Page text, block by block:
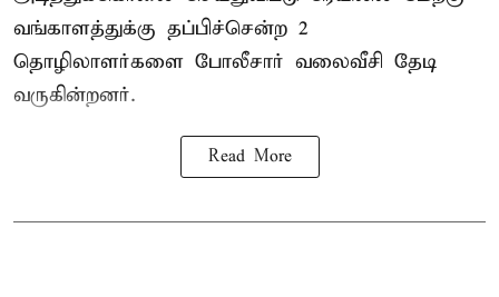
வங்காளத்துக்கு தப்பிச்சென்ற 2
தொழிலாளர்களை போலீசார் வலைவீசி தேடி
வருகின்றனர்.
Read More